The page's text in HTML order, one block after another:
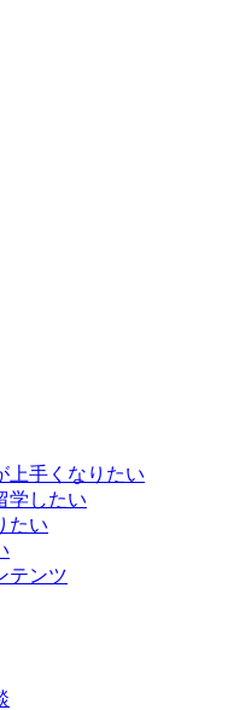
上手くなりたい
学したい
たい
テンツ